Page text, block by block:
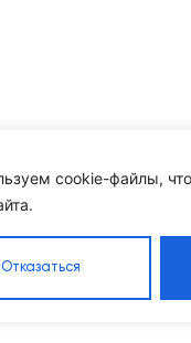
cookie-файлы,
Отказаться